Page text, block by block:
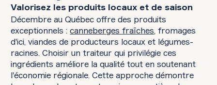
Valorisez les produits locaux et de saison
Décembre au Québec offre des produits
exceptionnels :canneberges fraîches, fromages
d'ici, viandes de producteurs locaux et légumes-
racines. Choisir un traiteur qui privilégie ces
ingrédients améliore la qualité tout en soutenant
l'économie régionale. Cette approche démontre